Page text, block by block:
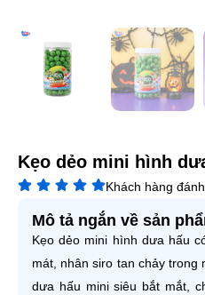
Kẹo dẻo mini hình
Khách hàng
Mô tả ngắn về sản
Kẹo dẻo mini hình dưa hấu
mát, nhân siro tan chảy trong
dưa hấu mini siêu bắt mắt,